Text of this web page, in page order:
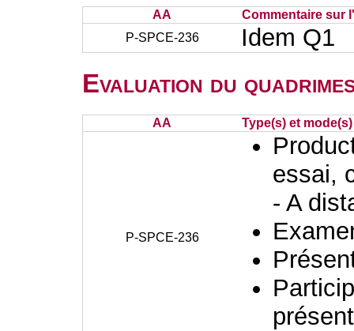
AA
Commentaire sur
P-SPCE-236
Idem Q1
Evaluation du
AA Type(s) et
P-SPCE-236
essai,
- A